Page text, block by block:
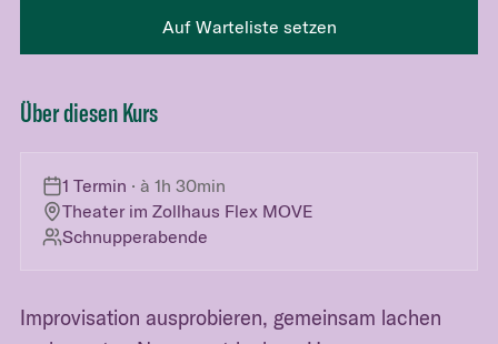
Auf Warteliste setzen
Über diesen Kurs
1 Termin · à1h 30min
Theater im Zollhaus Flex MOVE
Schnupperabende
Improvisation ausprobieren, gemeinsam lachen